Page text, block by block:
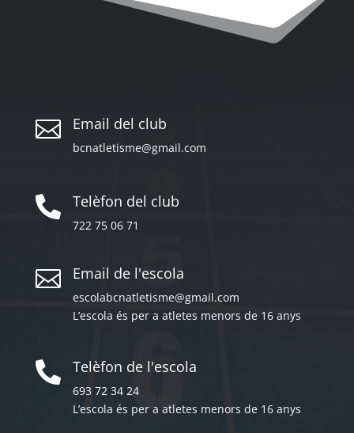
 Email del club
bcnatletisme@gmail.com
 Telèfon del club
722 75 06 71
 Email de l'escola
escolabcnatletisme@gmail.com
L’escola és per a atletes menors de 16 anys
 Telèfon de l'escola
693 72 34 24
L’escola és per a atletes menors de 16 anys